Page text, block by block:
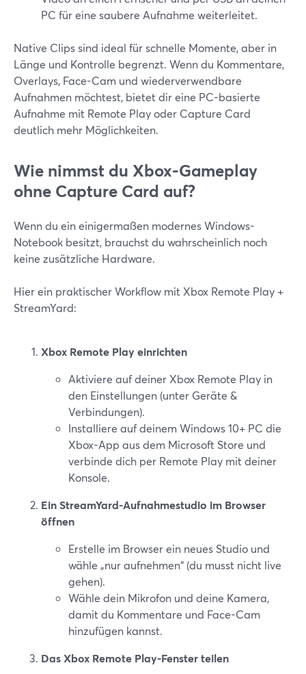
PC für eine saubere Aufnahme weiterleitet.
Native Clips sind ideal für schnelle Momente, aber in
Länge und Kontrolle begrenzt. Wenn du Kommentare,
Overlays, Face-Cam und wiederverwendbare
Aufnahmen möchtest, bietet dir eine PC-basierte
Aufnahme mit Remote Play oder Capture Card
deutlich mehr Möglichkeiten.
Wie nimmst du Xbox-Gameplay
ohne Capture Card auf?
Wenn du ein einigermaßen modernes Windows-
Notebook besitzt, brauchst du wahrscheinlich noch
keine zusätzliche Hardware.
Hier ein praktischer Workflow mit Xbox Remote Play +
StreamYard:
Xbox Remote Play einrichten
Aktiviere auf deiner Xbox Remote Play in
den Einstellungen (unter Geräte &
Verbindungen).
Installiere auf deinem Windows 10+ PC die
Xbox-App aus dem Microsoft Store und
verbinde dich per Remote Play mit deiner
Konsole.
Ein StreamYard-Aufnahmestudio im Browser
öffnen
Erstelle im Browser ein neues Studio und
wähle „nur aufnehmen“ (du musst nicht live
gehen).
Wähle dein Mikrofon und deine Kamera,
damit du Kommentare und Face-Cam
hinzufügen kannst.
Das Xbox Remote Play-Fenster teilen